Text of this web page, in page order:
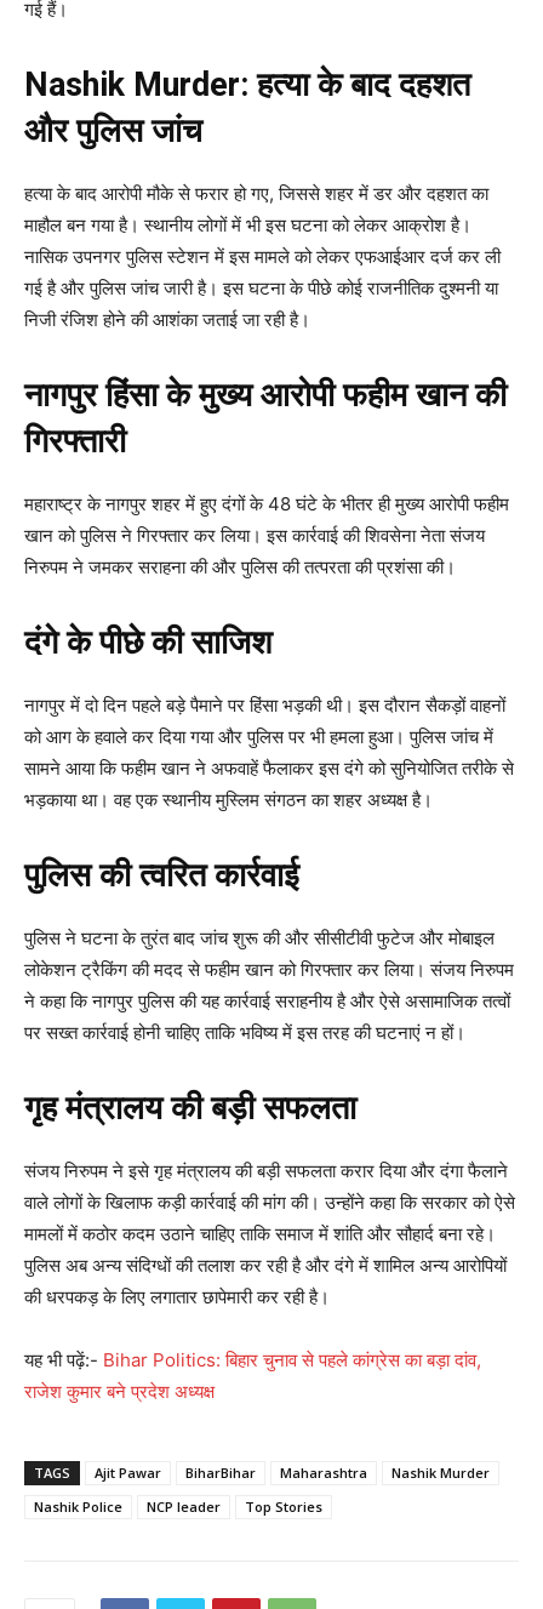
गई हैं।
Nashik Murder: हत्या के बाद दहशत
और पुलिस जांच
हत्या के बाद आरोपी मौके से फरार हो गए, जिससे शहर में डर और दहशत का
माहौल बन गया है। स्थानीय लोगों में भी इस घटना को लेकर आक्रोश है।
नासिक उपनगर पुलिस स्टेशन में इस मामले को लेकर एफआईआर दर्ज कर ली
गई है और पुलिस जांच जारी है। इस घटना के पीछे कोई राजनीतिक दुश्मनी या
निजी रंजिश होने की आशंका जताई जा रही है।
नागपुर हिंसा के मुख्य आरोपी फहीम खान की
गिरफ्तारी
महाराष्ट्र के नागपुर शहर में हुए दंगों के 48 घंटे के भीतर ही मुख्य आरोपी फहीम
खान को पुलिस ने गिरफ्तार कर लिया। इस कार्रवाई की शिवसेना नेता संजय
निरुपम ने जमकर सराहना की और पुलिस की तत्परता की प्रशंसा की।
दंगे के पीछे की साजिश
नागपुर में दो दिन पहले बड़े पैमाने पर हिंसा भड़की थी। इस दौरान सैकड़ों वाहनों
को आग के हवाले कर दिया गया और पुलिस पर भी हमला हुआ। पुलिस जांच में
सामने आया कि फहीम खान ने अफवाहें फैलाकर इस दंगे को सुनियोजित तरीके से
भड़काया था। वह एक स्थानीय मुस्लिम संगठन का शहर अध्यक्ष है।
पुलिस की त्वरित कार्रवाई
पुलिस ने घटना के तुरंत बाद जांच शुरू की और सीसीटीवी फुटेज और मोबाइल
लोकेशन ट्रैकिंग की मदद से फहीम खान को गिरफ्तार कर लिया। संजय निरुपम
ने कहा कि नागपुर पुलिस की यह कार्रवाई सराहनीय है और ऐसे असामाजिक तत्वों
पर सख्त कार्रवाई होनी चाहिए ताकि भविष्य में इस तरह की घटनाएं न हों।
गृह मंत्रालय की बड़ी सफलता
संजय निरुपम ने इसे गृह मंत्रालय की बड़ी सफलता करार दिया और दंगा फैलाने
वाले लोगों के खिलाफ कड़ी कार्रवाई की मांग की। उन्होंने कहा कि सरकार को ऐसे
मामलों में कठोर कदम उठाने चाहिए ताकि समाज में शांति और सौहार्द बना रहे।
पुलिस अब अन्य संदिग्धों की तलाश कर रही है और दंगे में शामिल अन्य आरोपियों
की धरपकड़ के लिए लगातार छापेमारी कर रही है।
यह भी पढ़ें:- Bihar Politics: बिहार चुनाव से पहले कांग्रेस का बड़ा दांव,
राजेश कुमार बने प्रदेश अध्यक्ष
TAGS Ajit Pawar BiharBihar Maharashtra
Nashik Murder
Nashik Police
NCP leader Top Stories